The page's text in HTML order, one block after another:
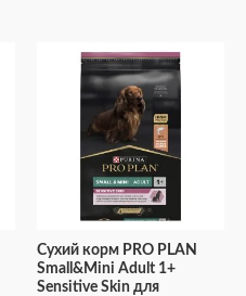
Сухий корм PRO PLAN
Small&Mini Adult 1+
Sensitive Skin для